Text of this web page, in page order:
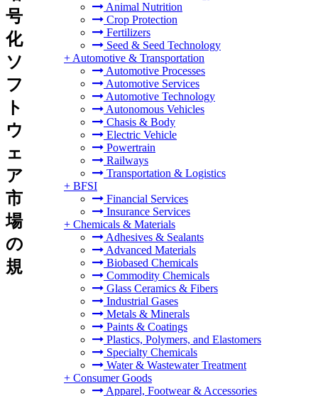
Animal Nutrition
Crop Protection
Fertilizers
Seed & Seed Technology
+ Automotive & Transportation
Automotive Processes
Automotive Services
Automotive Technology
Autonomous Vehicles
Chasis & Body
Electric Vehicle
Powertrain
Railways
Transportation & Logistics
+ BFSI
Financial Services
Insurance Services
+ Chemicals & Materials
Adhesives & Sealants
Advanced Materials
Biobased Chemicals
Commodity Chemicals
Glass Ceramics & Fibers
Industrial Gases
Metals & Minerals
Paints & Coatings
Plastics, Polymers, and Elastomers
Specialty Chemicals
Water & Wastewater Treatment
+ Consumer Goods
Apparel, Footwear & Accessories
号
化
ソ
フ
ト
ウ
ェ
ア
市
場
の
規